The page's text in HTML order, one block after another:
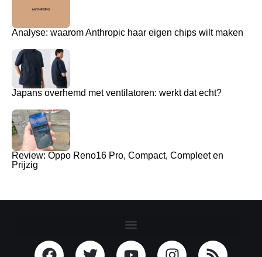
Analyse: waarom Anthropic haar eigen chips wilt maken
Japans overhemd met ventilatoren: werkt dat echt?
Review: Oppo Reno16 Pro, Compact, Compleet en
Prijzig